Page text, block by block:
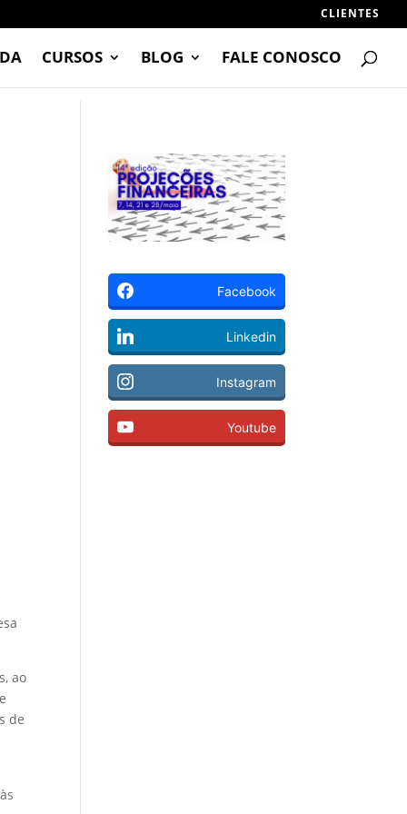
CLIENTES
CURSOS BLOG FALE CONOSCO
ao
de
Facebook
Linkedin
Instagram
Youtube